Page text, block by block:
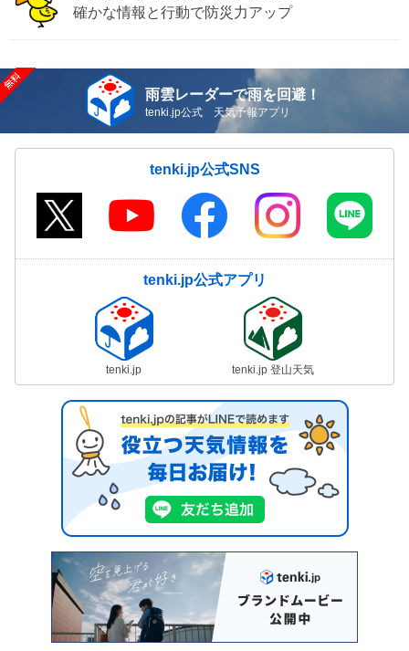
確かな情報と行動で防災力アップ
雨雲レーダーで雨を回避！
tenki.jp公式 天気予報アプリ
tenki.jp公式SNS
tenki.jp公式アプリ
tenki.jp tenki.jp 登山天気